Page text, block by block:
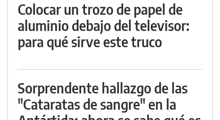
Colocar un trozo de papel de
aluminio debajo del televisor:
para qué sirve este truco
Sorprendente hallazgo de las
"Cataratas de sangre" en la